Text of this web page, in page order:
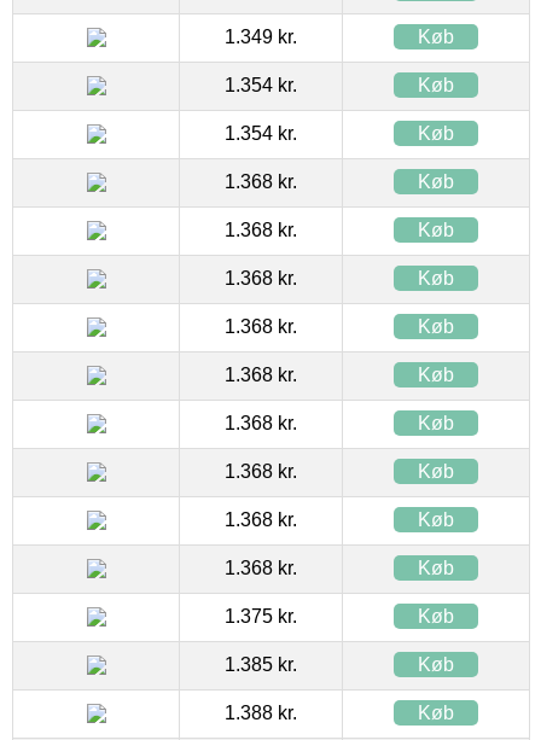
1.349 kr. Køb
1.354 kr. Køb
1.354 kr. Køb
1.368 kr. Køb
1.368 kr. Køb
1.368 kr. Køb
1.368 kr. Køb
1.368 kr. Køb
1.368 kr. Køb
1.368 kr. Køb
1.368 kr. Køb
1.368 kr. Køb
1.375 kr. Køb
1.385 kr. Køb
1.388 kr. Køb